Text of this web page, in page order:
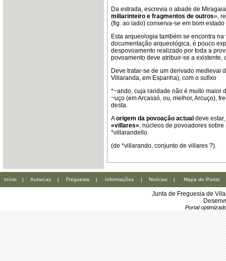
Da estrada, escrevia o abade de
miliarinteiro e fragmentos de outros»,
(fig. ao lado) conserva-se em bom
Esta arqueologia também se encontra
documentação arqueológica, é pouco
despovoamento realizado por toda a
povoamento deve atribuir-se a
Deve tratar-se de um derivado medieval
Villaranda, em Espanha), com o sufixo
*~ando, cuja raridade não é muito maior
~uço (em Arcassó, ou, melhor, Arcuço),
desta.
Aorigem da povoação actual deve
«villares», núcleos de povoadores
*villarandello
(de *villarando, conjunto de villares ?).
Início | Autarcas | Freguesia | Informações | Notícias | Mapa do Portal
Junta de Freguesia de
Portal